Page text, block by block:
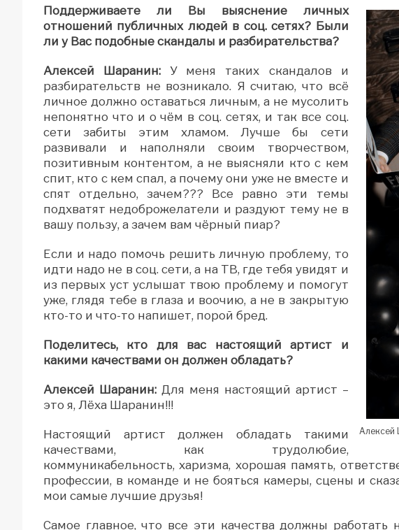
Алексей
Поддерживаете ли Вы выяснение личных
отношений публичных людей в соц. сетях? Были
ли у Вас подобные скандалы и разбирательства?
Алексей Шаранин: У меня таких скандалов и
разбирательств не возникало. Я считаю, что всё
личное должно оставаться личным, а не мусолить
непонятно что и о чём в соц. сетях, и так все соц.
сети забиты этим хламом. Лучше бы сети
развивали и наполняли своим творчеством,
позитивным контентом, а не выясняли кто с кем
спит, кто с кем спал, а почему они уже не вместе и
спят отдельно, зачем??? Все равно эти темы
подхватят недоброжелатели и раздуют тему не в
вашу пользу, а зачем вам чёрный пиар?
Если и надо помочь решить личную проблему, то
идти надо не в соц. сети, а на ТВ, где тебя увидят и
из первых уст услышат твою проблему и помогут
уже, глядя тебе в глаза и воочию, а не в закрытую
кто-то и что-то напишет, порой бред.
Поделитесь, кто для вас настоящий артист и
какими качествами он должен обладать?
Алексей Шаранин:Для меня настоящий артист –
это я, Лёха Шаранин!!!
Настоящий артист должен обладать такими
качествами, как трудолюбие,
коммуникабельность, харизма, хорошая память,
профессии, в команде и не бояться камеры, сцены и
мои самые лучшие друзья!
Самое главное, что все эти качества должны работать